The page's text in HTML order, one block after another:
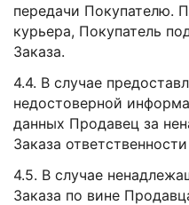
передачи Покупателю.
курьера, Покупатель
Заказа.
4.4. В случае
недостоверной
данных Продавец за
Заказа
4.5. В случае
Заказа по вине